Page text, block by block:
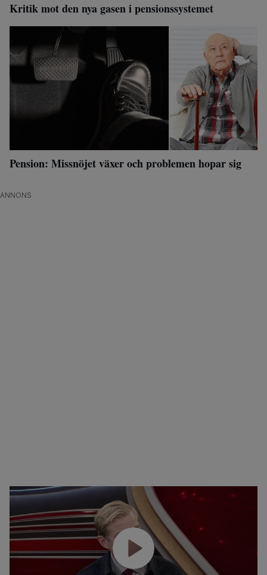
Kritik mot den nya gasen i pensionssystemet
Pension: Missnöjet växer och problemen hopar sig
ANNONS